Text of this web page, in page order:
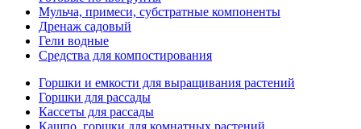
Мульча, примеси, субстратные компоненты
Дренаж садовый
Гели водные
Средства для компостирования
Горшки и емкости для выращивания растений
Горшки для рассады
Кассеты для рассады
Кашпо, горшки для комнатных растений